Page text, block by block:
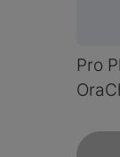
Pro